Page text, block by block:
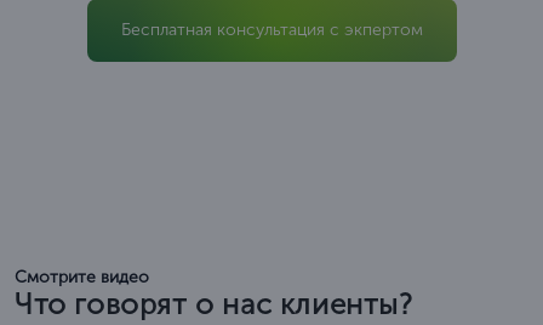
Бесплатная консультация с экпертом
Смотрите видео
Что говорят о нас клиенты?